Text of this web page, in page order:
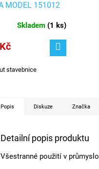
MODEL 151012
Skladem (1 ks)
stavebnice
Popis Diskuze Značka
Detailní popis produktu
Všestranné použití v